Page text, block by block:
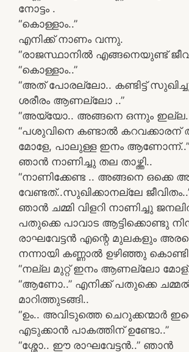
നോട്ടം .
“കൊള്ളാം..”
എനിക്ക് നാണം വന്നു.
“രാജസ്ഥാനിൽ എങ്ങനെയുണ്ട്
“കൊള്ളാം..”
“അത് പോരല്ലോ.. കണ്ടിട്ട് സുഖിച്ചു
ശരീരം ആണല്ലോ ..”
“അയ്യോ.. അങ്ങനെ ഒന്നും
“പശുവിനെ കണ്ടാൽ കറവക്കാരന്
മോളേ, പാലുള്ള ഇനം ആണോന്ന്..”
ഞാൻ നാണിച്ചു തല താഴ്ത്തി..
“നാണിക്കേണ്ട .. അങ്ങനെ ഒക്കെ
വേണ്ടത്..സുഖിക്കാനല്ലേ
ഞാൻ ചമ്മി വിളറി നാണിച്ചു
പതുക്കെ പാവാട ആട്ടിക്കൊണ്ടു
രാഘവേട്ടൻ എന്റെ മുലകളും
നന്നായി കണ്ണാൽ ഉഴിഞ്ഞു
“നല്ല മുറ്റ് ഇനം ആണല്ലോ
“ആണോ..” എനിക്ക് പതുക്കെ
മാറിത്തുടങ്ങി..
“ഉം.. അവിടുത്തെ ചെറുക്കന്മാർ
എടുക്കാൻ പാകത്തിന് ഉണ്ടോ..”
“ശ്ശോ.. ഈ രാഘവേട്ടൻ..” ഞാൻ